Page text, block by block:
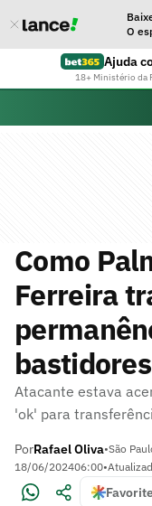
O
Ajuda
18+ Ministério da
Como
Ferreira
bastidores
Atacante estava
'ok' para
PorRafael Oliva•São
18/06/202406:00•